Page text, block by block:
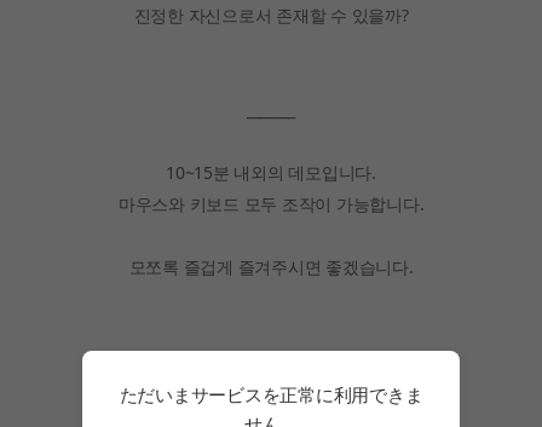
진정한 자신으로서 존재할 수 있을까?
10~15분 내외의 데모입니다.
마우스와 키보드 모두 조작이 가능합니다.
모쪼록 즐겁게 즐겨주시면 좋겠습니다.
ただいまサービスを正常に利用できま